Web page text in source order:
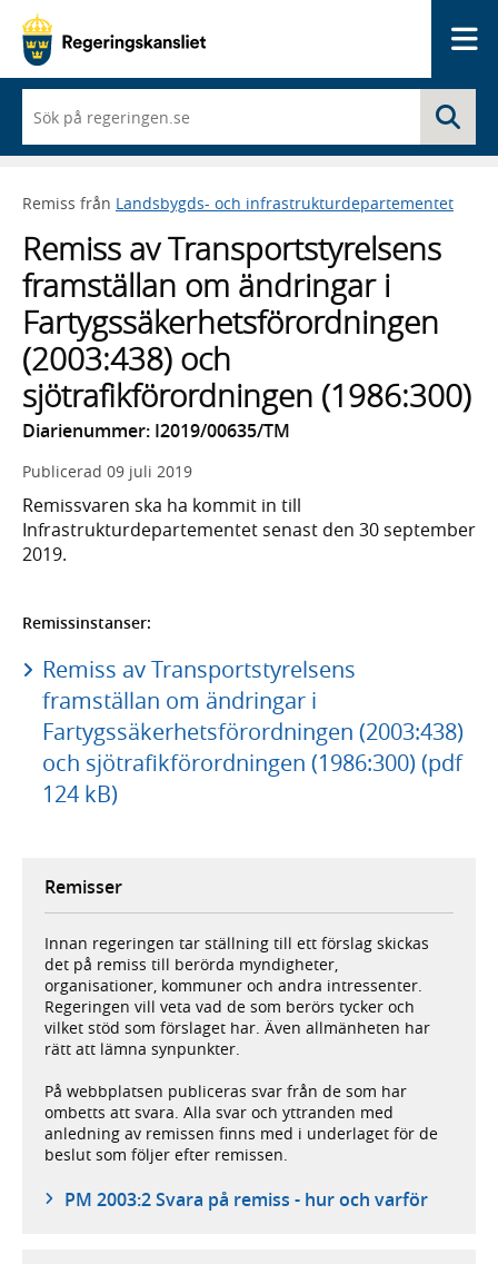
du
börjar
skriva
framträder
lista
med
sökförslag
Remiss från Landsbygds- och infrastrukturdepartementet
Remiss av Transportstyrelsens
framställan om ändringar i
Fartygssäkerhetsförordningen
(2003:438) och
sjötrafikförordningen (1986:300)
Diarienummer: I2019/00635/TM
Publicerad 09 juli 2019
Remissvaren ska ha kommit in till
Infrastrukturdepartementet senast den 30 september
2019.
Remissinstanser:
Remiss av Transportstyrelsens
framställan om ändringar i
Fartygssäkerhetsförordningen (2003:438)
och sjötrafikförordningen (1986:300) (pdf
124 kB)
Remisser
Innan regeringen tar ställning till ett förslag skickas
det på remiss till berörda myndigheter,
organisationer, kommuner och andra intressenter.
Regeringen vill veta vad de som berörs tycker och
vilket stöd som förslaget har. Även allmänheten har
rätt att lämna synpunkter.
På webbplatsen publiceras svar från de som har
ombetts att svara. Alla svar och yttranden med
anledning av remissen finns med i underlaget för de
beslut som följer efter remissen.
PM 2003:2 Svara på remiss - hur och varför